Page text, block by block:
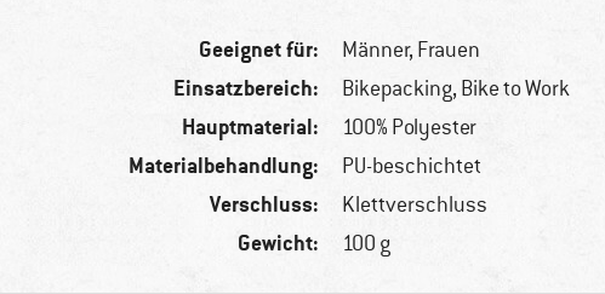
Geeignet für: Männer, Frauen
Einsatzbereich: Bikepacking, Bike to Work
Hauptmaterial: 100% Polyester
Materialbehandlung: PU-beschichtet
Verschluss: Klettverschluss
Gewicht: 100 g